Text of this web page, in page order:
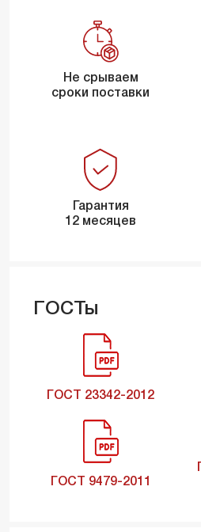
Не срываем
сроки поставки
Гарантия
12 месяцев
ГОСТы
ГОСТ 23342-2012
ГОСТ 9479-2011